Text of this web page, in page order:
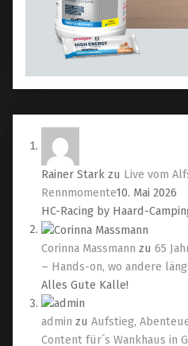
Rainer Starkzu Live vom
Rennmomente10. Mai 2026
HC-Racing by Haard-
Corinna Massmann zu 65
– Hands-on, wo andere
Alles Gute Kalle!
admin zu Aufstieg,
Content für´s Wankhaus in